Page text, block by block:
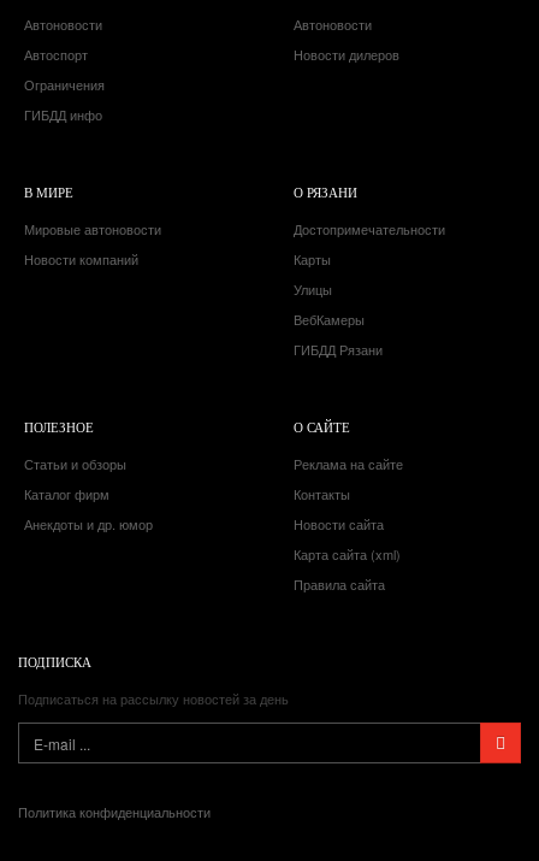
Автоновости
Автоспорт
Ограничения
ГИБДД инфо
Автоновости
Новости дилеров
В МИРЕ
Мировые автоновости
Новости компаний
О РЯЗАНИ
Достопримечательности
Карты
Улицы
ВебКамеры
ГИБДД Рязани
ПОЛЕЗНОЕ
Статьи и обзоры
Каталог фирм
Анекдоты и др. юмор
О САЙТЕ
Реклама на сайте
Контакты
Новости сайта
Карта сайта (xml)
Правила сайта
ПОДПИСКА
Подписаться на рассылку новостей за день
Политика конфиденциальности